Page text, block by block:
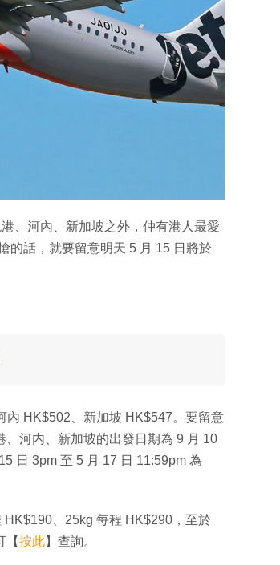
、河內、新加坡之外，仲有港人最愛
的話，就要留意明天 5 月 15 日將於
內 HK$502、新加坡 HK$547。要留意
、河内、新加坡的出發日期為 9 月 10
日 3pm 至 5 月 17 日 11:59pm 為
、25kg 每程 HK$290，至於
【按此】查詢。